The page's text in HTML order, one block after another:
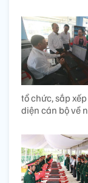
tổ chức, sắp
diện cán bộ về